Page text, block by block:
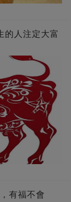
的人注定大富
有福不會